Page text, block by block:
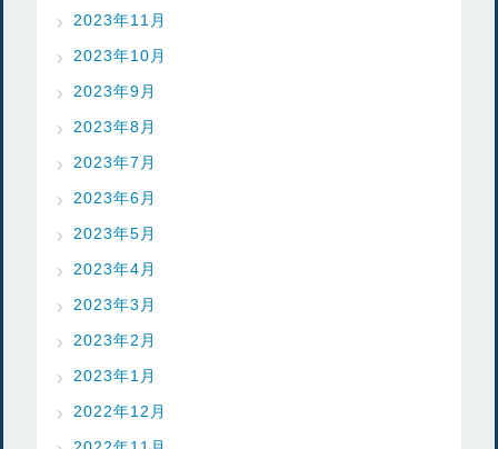
2023年11月
2023年10月
2023年9月
2023年8月
2023年7月
2023年6月
2023年5月
2023年4月
2023年3月
2023年2月
2023年1月
2022年12月